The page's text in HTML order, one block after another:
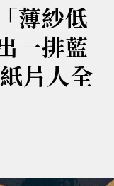
薄紗低
一排藍
片人全